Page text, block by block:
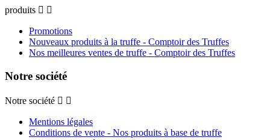
produits  
Promotions
Nouveaux produits à la truffe - Comptoir des Truffes
Nos meilleures ventes de truffe - Comptoir des Truffes
Notre société
Notre société  
Mentions légales
Conditions de vente - Nos produits à base de truffe